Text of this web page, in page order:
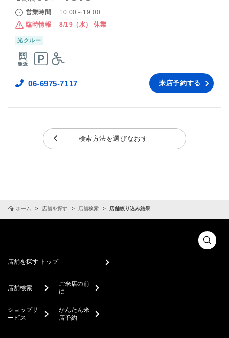
営業時間
10:00～19:00
臨時情報
8/19（水） 休業
光クルー
06-6975-7117 来店予約する
検索方法を選びなおす
ホーム 店舗を探す 店舗検索 店舗絞り込み結果
店舗を探す トップ
店舗検索
ご来店の前
に
ショップサ
ービス
かんたん来
店予約